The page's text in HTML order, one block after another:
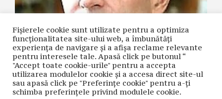
NICOLAE GRIGORIE LĂCRIȚA – Crime premeditate prin
diagnostice false și tratamente inutile
Fișierele cookie sunt utilizate pentru a optimiza
funcţionalitatea site-ului web, a îmbunătăţi
experienţa de navigare şi a afişa reclame relevante
pentru interesele tale. Apasă click pe butonul “
"Accept toate cookie-urile" pentru a accepta
utilizarea modulelor cookie şi a accesa direct site-ul
sau apasă click pe "Preferințe cookie" pentru a-ţi
schimba preferinţele privind modulele cookie.